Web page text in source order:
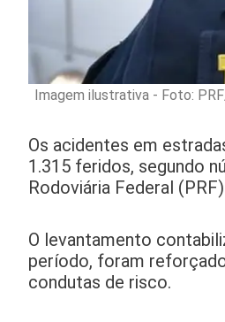
Imagem ilustrativa - Foto:
Os acidentes em
1.315 feridos, segundo
Rodoviária Federal
O levantamento
período, foram
condutas de risco.